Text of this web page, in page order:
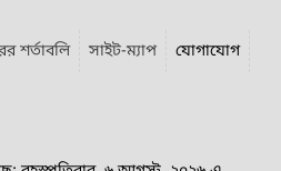
শর্তাবলি সাইট-ম্যাপ
যোগাযোগ